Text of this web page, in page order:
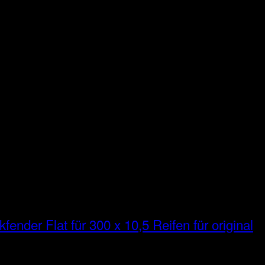
Flat für 300 x 10,5 Reifen für original